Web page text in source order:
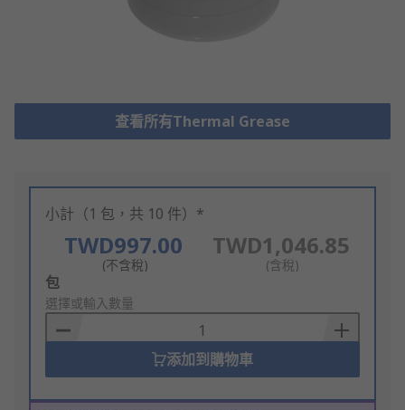
查看所有Thermal Grease
小計（1 包，共 10 件）*
TWD997.00
(不含稅)
TWD1,046.85
(含稅)
Add
to
Basket
包
選擇或輸入數量
添加到購物車